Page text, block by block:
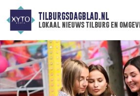
TILBURGSDAGBLAD.NL
lokaal nieuws tilburg en